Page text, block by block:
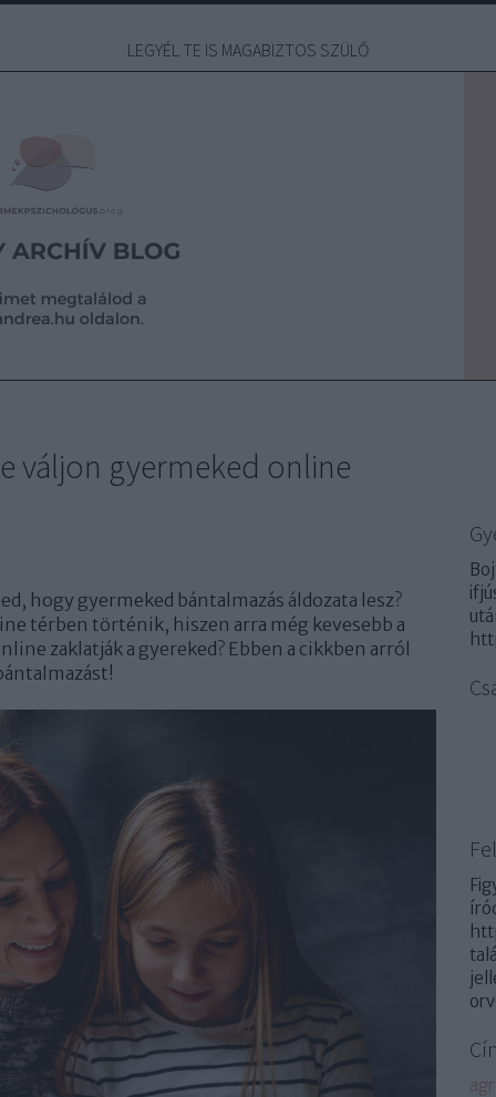
LEGYÉL TE IS MAGABIZTOS SZÜLŐ
váljon gyermeked online
hogy gyermeked bántalmazás áldozata lesz?
térben történik, hiszen arra még kevesebb a
zaklatják a gyereked? Ebben a cikkben arról